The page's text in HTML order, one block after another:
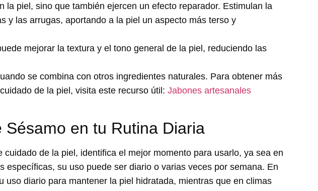
la piel, sino que también ejercen un efecto reparador. Estimulan la
y las arrugas, aportando a la piel un aspecto más terso y
mejorar la textura y el tono general de la piel, reduciendo las
se combina con otros ingredientes naturales. Para obtener más
de la piel, visita este recurso útil: Jabones artesanales
en tu Rutina Diaria
de la piel, identifica el mejor momento para usarlo, ya sea en
específicas, su uso puede ser diario o varias veces por semana. En
diario para mantener la piel hidratada, mientras que en climas